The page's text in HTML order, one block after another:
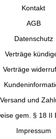
Kontakt
AGB
Datenschutz
Verträge
Verträge
Versand und
gem. § 18 II
Impressum